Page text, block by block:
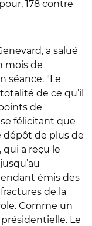
178 contre
a salué
mois de
séance. "Le
de ce qu’il
de
félicitant que
dépôt de plus de
a reçu le
émis des
de la
Comme un
Le